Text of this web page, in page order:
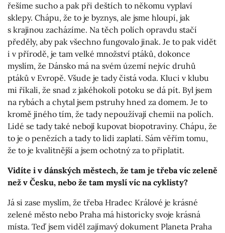
řešíme sucho a pak při deštích to někomu vyplaví
sklepy. Chápu, že to je byznys, ale jsme hloupí, jak
s krajinou zacházíme. Na těch polích opravdu stačí
předěly, aby pak všechno fungovalo jinak. Je to pak vidět
i v přírodě, je tam velké množství ptáků, dokonce
myslím, že Dánsko má na svém území nejvíc druhů
ptáků v Evropě. Všude je tady čistá voda. Kluci v klubu
mi říkali, že snad z jakéhokoli potoku se dá pít. Byl jsem
na rybách a chytal jsem pstruhy hned za domem. Je to
kromě jiného tím, že tady nepoužívají chemii na polích.
Lidé se tady také nebojí kupovat biopotraviny. Chápu, že
to je o penězích a tady to lidi zaplatí. Sám věřím tomu,
že to je kvalitnější a jsem ochotný za to připlatit.
Vidíte i v dánských městech, že tam je třeba víc zeleně
než v Česku, nebo že tam myslí víc na cyklisty?
Já si zase myslím, že třeba Hradec Králové je krásné
zelené město nebo Praha má historicky svoje krásná
místa. Teď jsem viděl zajímavý dokument Planeta Praha